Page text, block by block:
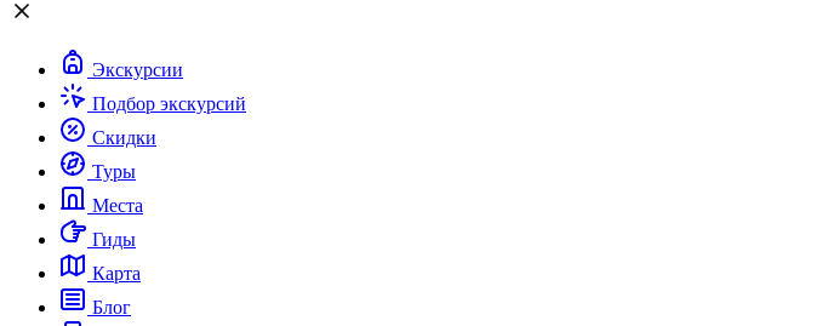
Экскурсии
Подбор экскурсий
Скидки
Туры
Места
Гиды
Карта
Блог